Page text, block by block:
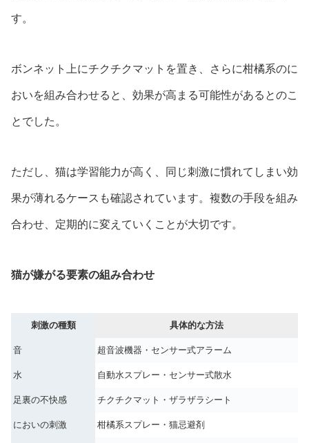
す。
ボンネット上にチクチクマットを置き、さらに柑橘系のに
おいを組み合わせると、効果が高まる可能性があるとのこ
とでした。
ただし、猫は学習能力が高く、同じ刺激に慣れてしまい効
果が薄れるケースも確認されています。複数の手段を組み
合わせ、定期的に変えていくことが大切です。
猫が嫌がる要素の組み合わせ
刺激の種類 具体的な方法
音 超音波機器・センサー式アラーム
水 自動水スプレー・センサー式散水
足裏の不快感 チクチクマット・ザラザラシート
においの刺激 柑橘系スプレー・猫忌避剤